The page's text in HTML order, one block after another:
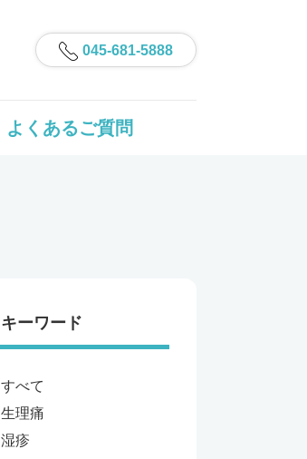
045-681-5888
よくあるご質問
キーワード
すべて
生理痛
湿疹